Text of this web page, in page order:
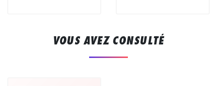
VOUS AVEZ CONSULTÉ